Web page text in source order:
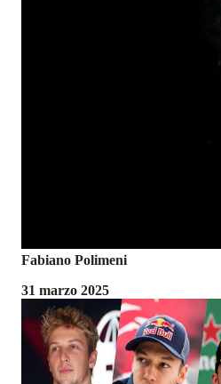
Fabiano Polimeni
31 marzo 2025